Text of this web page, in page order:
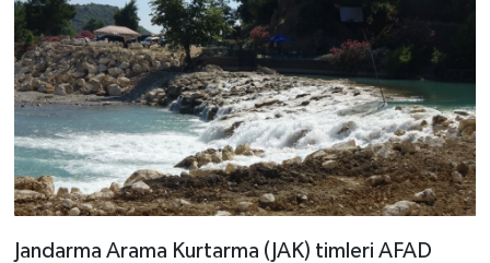
Jandarma Arama Kurtarma (JAK) timleri AFAD